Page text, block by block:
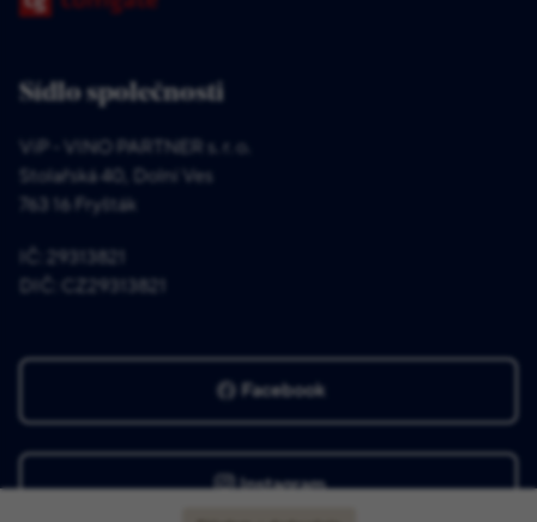
Sídlo společnosti
ViP - VINO PARTNER s. r. o.
Stolařská 40, Dolní Ves
763 16 Fryšták
IČ: 29313821
DIČ: CZ29313821
Facebook
Instagram